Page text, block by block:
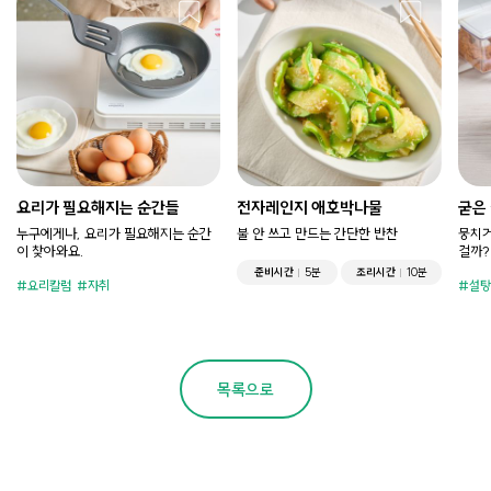
요리가 필요해지는 순간들
누구에게나, 요리가 필요해지는 순간
이 찾아와요.
요리칼럼 자취
전자레인지 애호박나물
불 안 쓰고 만드는 간단한 반찬
준비시간 5분 조리시간 10분
굳은
뭉치
걸까?
설탕
목록으로